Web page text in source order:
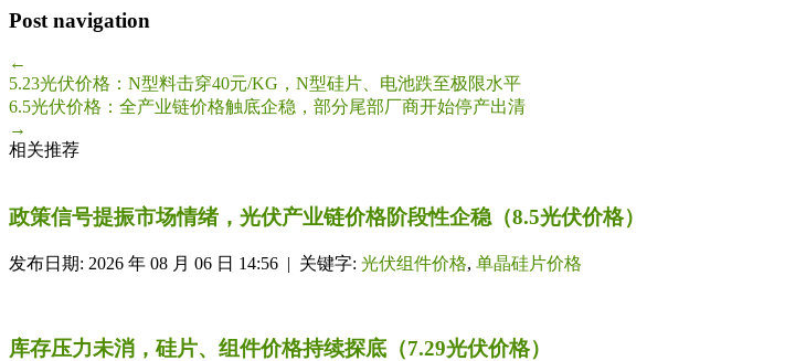
Post navigation
←
5.23光伏价格：N型料击穿40元/KG，N型硅片、电池跌至极限水平
6.5光伏价格：全产业链价格触底企稳，部分尾部厂商开始停产出清
→
相关推荐
政策信号提振市场情绪，光伏产业链价格阶段性企稳（8.5光伏价格）
发布日期: 2026 年 08 月 06 日 14:56 | 关键字: 光伏组件价格, 单晶硅片价格
库存压力未消，硅片、组件价格持续探底（7.29光伏价格）